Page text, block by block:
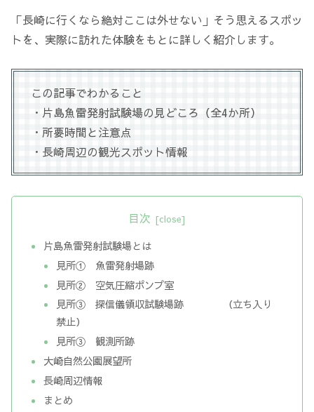
「長崎に行くなら絶対ここは外せない」そう思えるスポッ
トを、実際に訪れた体験をもとに詳しく紹介します。
この記事でわかること
・片島魚雷発射試験場の見どころ（全4か所）
・所要時間と注意点
・長崎周辺の観光スポット情報
目次
片島魚雷発射試験場とは
見所① 魚雷発射場跡
見所② 空気圧縮ポンプ室
見所③ 探信儀領収試験場跡 （立ち入り
禁止）
見所③ 観測所跡
大崎自然公園展望所
長崎周辺情報
まとめ